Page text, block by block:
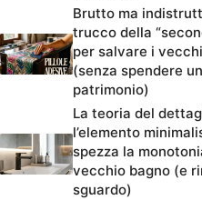
Brutto ma
trucco della
per salvare i
(senza spendere un
patrimonio)
La teoria del
l’elemento
spezza la
vecchio bagno (e
sguardo)